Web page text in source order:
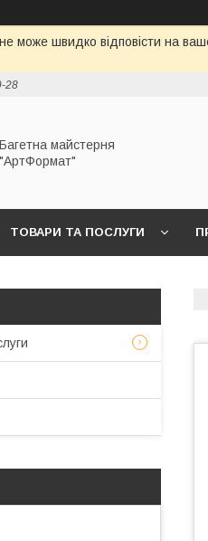
може швидко відповісти на
28
Багетна майстерня
"АртФормат"
ТОВАРИ ТА ПОСЛУГИ